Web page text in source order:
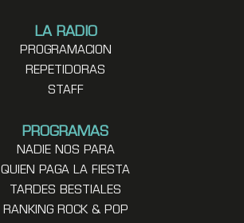
LA RADIO
PROGRAMACION
REPETIDORAS
STAFF
PROGRAMAS
NADIE NOS PARA
QUIEN PAGA LA FIESTA
TARDES BESTIALES
RANKING ROCK & POP